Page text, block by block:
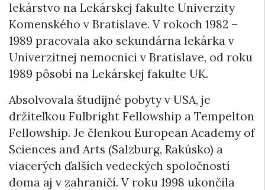
lekárstvo na Lekárskej fakulte Univerzity
Komenského v Bratislave. V rokoch 1982 –
1989 pracovala ako sekundárna lekárka v
Univerzitnej nemocnici v Bratislave, od roku
1989 pôsobí na Lekárskej fakulte UK.
Absolvovala študijné pobyty v USA, je
držiteľkou Fulbright Fellowship a Tempelton
Fellowship. Je členkou European Academy of
Sciences and Arts (Salzburg, Rakúsko) a
viacerých ďalších vedeckých spoločností
doma aj v zahraničí. V roku 1998 ukončila